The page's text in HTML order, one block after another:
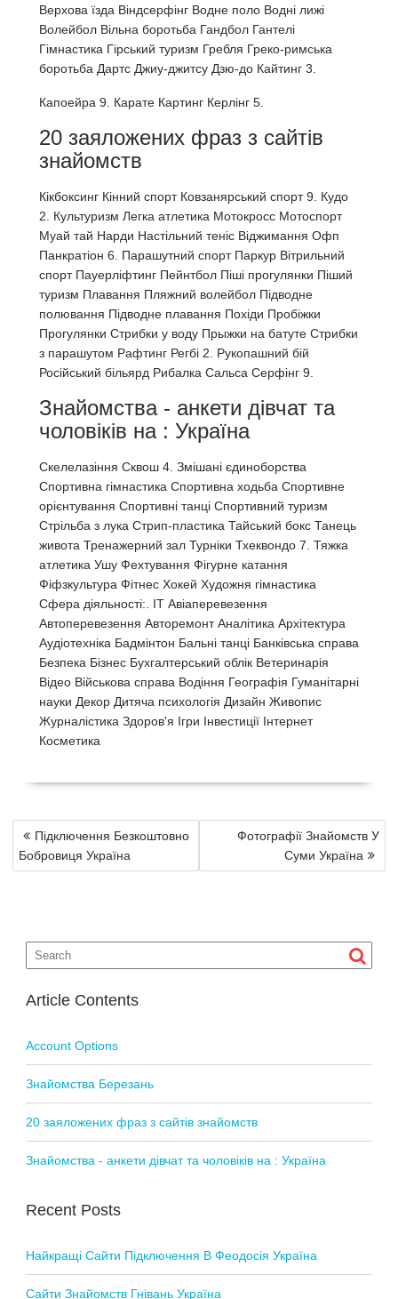
Верхова їзда Віндсерфінг Водне поло Водні лижі
Волейбол Вільна боротьба Гандбол Гантелі
Гімнастика Гірський туризм Гребля Греко-римська
боротьба Дартс Джиу-джитсу Дзю-до Кайтинг 3.
Капоейра 9. Карате Картинг Керлінг 5.
20 заяложених фраз з сайтів
знайомств
Кікбоксинг Кінний спорт Ковзанярський спорт 9. Кудо
2. Культуризм Легка атлетика Мотокросс Мотоспорт
Муай тай Нарди Настільний теніс Віджимання Офп
Панкратіон 6. Парашутний спорт Паркур Вітрильний
спорт Пауерліфтинг Пейнтбол Піші прогулянки Піший
туризм Плавання Пляжний волейбол Підводне
полювання Підводне плавання Похіди Пробіжки
Прогулянки Стрибки у воду Прыжки на батуте Стрибки
з парашутом Рафтинг Регбі 2. Рукопашний бій
Російський більярд Рибалка Сальса Серфінг 9.
Знайомства - анкети дівчат та
чоловіків на : Україна
Скелелазіння Сквош 4. Змішані єдиноборства
Спортивна гімнастика Спортивна ходьба Спортивне
орієнтування Спортивні танці Спортивний туризм
Стрільба з лука Стрип-пластика Тайський бокс Танець
живота Тренажерний зал Турніки Тхеквондо 7. Тяжка
атлетика Ушу Фехтування Фігурне катання
Фіфзкультура Фітнес Хокей Художня гімнастика
Сфера діяльності:. IT Авіаперевезення
Автоперевезення Авторемонт Аналітика Архітектура
Аудіотехніка Бадмінтон Бальні танці Банківська справа
Безпека Бізнес Бухгалтерський облік Ветеринарія
Відео Військова справа Водіння Географія Гуманітарні
науки Декор Дитяча психологія Дизайн Живопис
Журналістика Здоров'я Ігри Інвестиції Інтернет
Косметика
P
o
s
Підключення Безкоштовно
Бобровиця Україна
Фотографії Знайомств У
Суми Україна
Article Contents
Account Options
Знайомства Березань
20 заяложених фраз з сайтів знайомств
Знайомства - анкети дівчат та чоловіків на : Україна
Recent Posts
Найкращі Сайти Підключення В Феодосія Україна
Сайти Знайомств Гнівань Україна